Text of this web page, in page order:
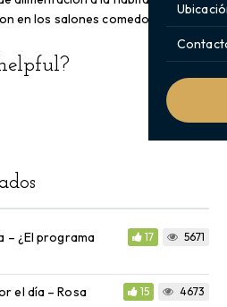
en los salones comedor.
– ¿El programa
17 5671
el día – Rosa
15 4673